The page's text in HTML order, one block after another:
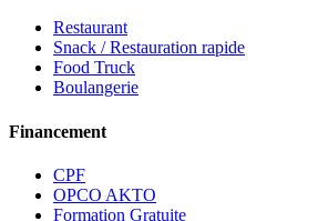
Restaurant
Snack / Restauration rapide
Food Truck
Boulangerie
Financement
CPF
OPCO AKTO
Formation Gratuite